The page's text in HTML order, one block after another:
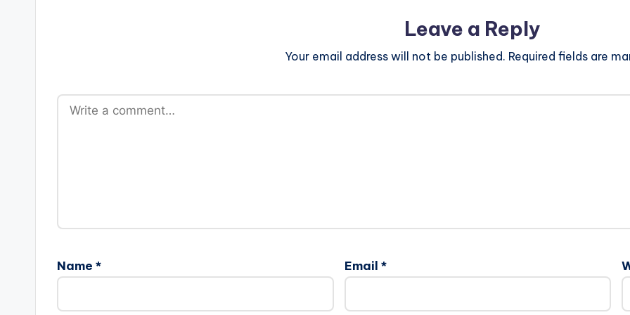
Leave a Reply
Your email address will not be published. Required fields are
Name * Email *